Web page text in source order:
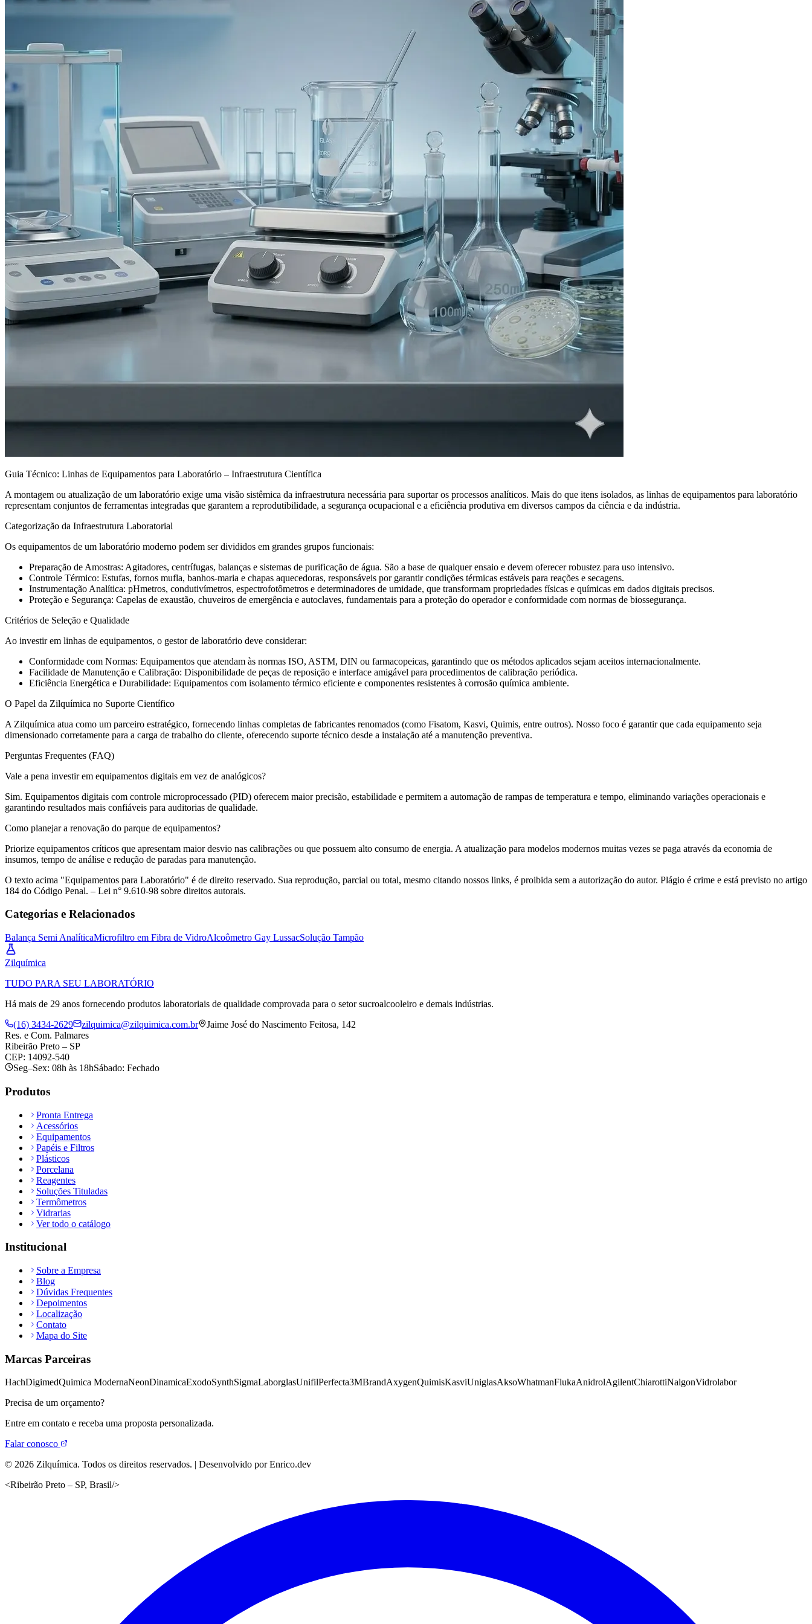
Guia Técnico: Linhas de Equipamentos para Laboratório – Infraestrutura Científica
A montagem ou atualização de um laboratório exige uma visão sistêmica da infraestrutura necessária para suportar os processos analíticos. Mais do que itens isolados, as linhas de equipamentos para laboratório
representam conjuntos de ferramentas integradas que garantem a reprodutibilidade, a segurança ocupacional e a eficiência produtiva em diversos campos da ciência e da indústria.
Categorização da Infraestrutura Laboratorial
Os equipamentos de um laboratório moderno podem ser divididos em grandes grupos funcionais:
Preparação de Amostras: Agitadores, centrífugas, balanças e sistemas de purificação de água. São a base de qualquer ensaio e devem oferecer robustez para uso intensivo.
Controle Térmico: Estufas, fornos mufla, banhos-maria e chapas aquecedoras, responsáveis por garantir condições térmicas estáveis para reações e secagens.
Instrumentação Analítica: pHmetros, condutivímetros, espectrofotômetros e determinadores de umidade, que transformam propriedades físicas e químicas em dados digitais precisos.
Proteção e Segurança: Capelas de exaustão, chuveiros de emergência e autoclaves, fundamentais para a proteção do operador e conformidade com normas de biossegurança.
Critérios de Seleção e Qualidade
Ao investir em linhas de equipamentos, o gestor de laboratório deve considerar:
Conformidade com Normas: Equipamentos que atendam às normas ISO, ASTM, DIN ou farmacopeicas, garantindo que os métodos aplicados sejam aceitos internacionalmente.
Facilidade de Manutenção e Calibração: Disponibilidade de peças de reposição e interface amigável para procedimentos de calibração periódica.
Eficiência Energética e Durabilidade: Equipamentos com isolamento térmico eficiente e componentes resistentes à corrosão química ambiente.
O Papel da Zilquímica no Suporte Científico
A Zilquímica atua como um parceiro estratégico, fornecendo linhas completas de fabricantes renomados (como Fisatom, Kasvi, Quimis, entre outros). Nosso foco é garantir que cada equipamento seja
dimensionado corretamente para a carga de trabalho do cliente, oferecendo suporte técnico desde a instalação até a manutenção preventiva.
Perguntas Frequentes (FAQ)
Vale a pena investir em equipamentos digitais em vez de analógicos?
Sim. Equipamentos digitais com controle microprocessado (PID) oferecem maior precisão, estabilidade e permitem a automação de rampas de temperatura e tempo, eliminando variações operacionais e
garantindo resultados mais confiáveis para auditorias de qualidade.
Como planejar a renovação do parque de equipamentos?
Priorize equipamentos críticos que apresentam maior desvio nas calibrações ou que possuem alto consumo de energia. A atualização para modelos modernos muitas vezes se paga através da economia de
insumos, tempo de análise e redução de paradas para manutenção.
O texto acima "Equipamentos para Laboratório" é de direito reservado. Sua reprodução, parcial ou total, mesmo citando nossos links, é proibida sem a autorização do autor. Plágio é crime e está previsto no artigo
184 do Código Penal. – Lei n° 9.610-98 sobre direitos autorais.
Categorias e Relacionados
Balança Semi AnalíticaMicrofiltro em Fibra de VidroAlcoômetro Gay LussacSolução Tampão
Zilquímica
TUDO PARA SEU LABORATÓRIO
Há mais de 29 anos fornecendo produtos laboratoriais de qualidade comprovada para o setor sucroalcooleiro e demais indústrias.
(16) 3434-2629
zilquimica@zilquimica.com.br
Jaime José do Nascimento Feitosa, 142
Res. e Com. Palmares
Ribeirão Preto – SP
CEP: 14092-540
Seg–Sex: 08h às 18hSábado: Fechado
Produtos
Pronta Entrega
Acessórios
Equipamentos
Papéis e Filtros
Plásticos
Porcelana
Reagentes
Soluções Tituladas
Termômetros
Vidrarias
Ver todo o catálogo
Institucional
Sobre a Empresa
Blog
Dúvidas Frequentes
Depoimentos
Localização
Contato
Mapa do Site
Marcas Parceiras
HachDigimedQuimica ModernaNeonDinamicaExodoSynthSigmaLaborglasUnifilPerfecta3MBrandAxygenQuimisKasviUniglasAksoWhatmanFlukaAnidrolAgilentChiarottiNalgonVidrolabor
Precisa de um orçamento?
Entre em contato e receba uma proposta personalizada.
Falar conosco
© 2026 Zilquímica. Todos os direitos reservados. | Desenvolvido por Enrico.dev
<Ribeirão Preto – SP, Brasil/>